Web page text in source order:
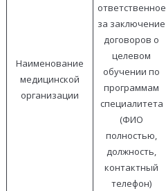
Наименование
медицинской
организации
ответственное
за заключение
договоров о
целевом
обучении по
программам
специалитета
(ФИО
полностью,
должность,
контактный
телефон)